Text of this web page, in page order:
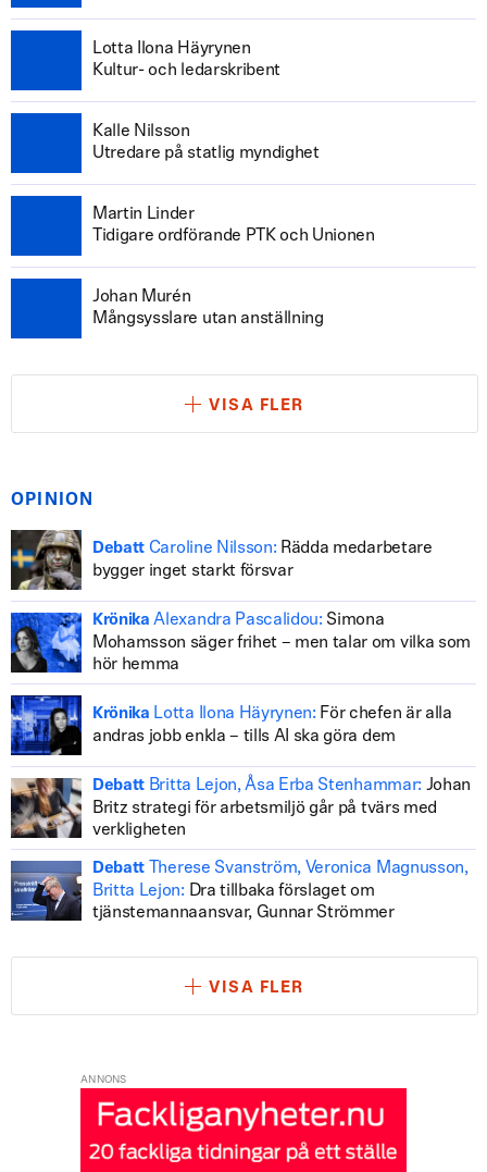
Lotta Ilona Häyrynen
Kultur- och ledarskribent
Kalle Nilsson
Utredare på statlig myndighet
Martin Linder
Tidigare ordförande PTK och Unionen
Johan Murén
Mångsysslare utan anställning
VISA FLER
OPINION
Debatt Caroline Nilsson: Rädda medarbetare
bygger inget starkt försvar
Krönika Alexandra Pascalidou: Simona
Mohamsson säger frihet – men talar om vilka som
hör hemma
Krönika Lotta Ilona Häyrynen: För chefen är alla
andras jobb enkla – tills AI ska göra dem
Debatt Britta Lejon, Åsa Erba Stenhammar: Johan
Britz strategi för arbetsmiljö går på tvärs med
verkligheten
Debatt
Therese Svanström, Veronica Magnusson,
Britta Lejon: Dra tillbaka förslaget om
tjänstemannaansvar, Gunnar Strömmer
VISA FLER
ANNONS